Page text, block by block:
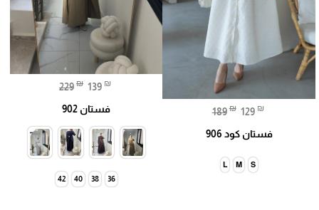
189 ₪ 129 ₪
فستان كود 906
S
M
L
229 ₪ 139 ₪
فستان 902
36
38
40
42